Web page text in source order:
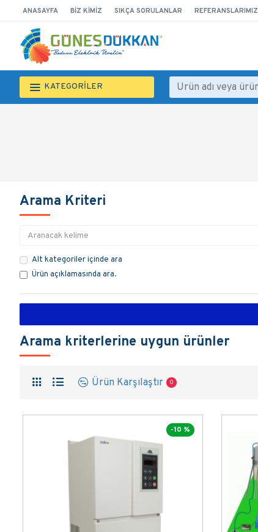
ANASAYFA BIZ KIMIZ SIKÇA SORULANLAR REFERANSLARIMIZ
KATEGORİLER
Arama Kriteri
Alt kategoriler içinde ara
Ürün açıklamasında ara.
Arama kriterlerine uygun ürünler
Ürün Karşılaştır 0
-10 %